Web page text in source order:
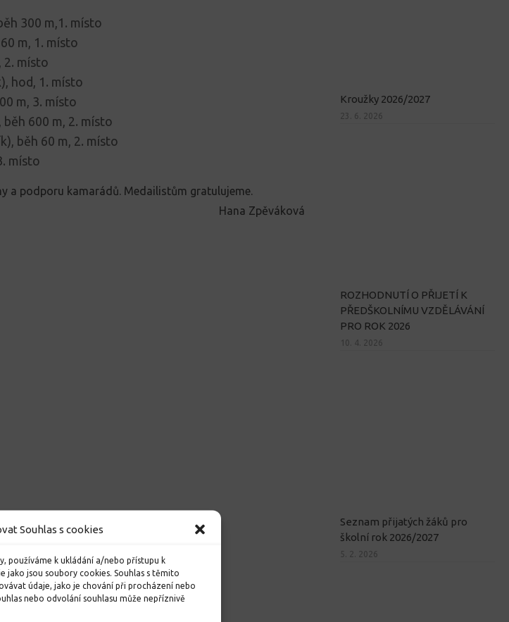
Souhlas s cookies
používáme k ukládání a/nebo přístupu k
jsou soubory cookies. Souhlas s těmito
údaje, jako je chování při procházení nebo
nebo odvolání souhlasu může nepříznivě
300 m,1. místo
m, 1. místo
2. místo
hod, 1. místo
m, 3. místo
600 m, 2. místo
běh 60 m, 2. místo
místo
a podporu kamarádů. Medailistům gratulujeme.
Hana Zpěváková
Kroužky 2026/2027
23. 6. 2026
ROZHODNUTÍ O PŘIJETÍ K
PŘEDŠKOLNÍMU VZDĚLÁVÁNÍ
PRO ROK 2026
10. 4. 2026
Seznam přijatých žáků pro
školní rok 2026/2027
5. 2. 2026